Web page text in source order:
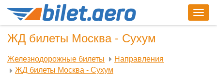
ЖД билеты Москва - Сухум
Железнодорожные билеты
Направления
ЖД билеты Москва - Сухум